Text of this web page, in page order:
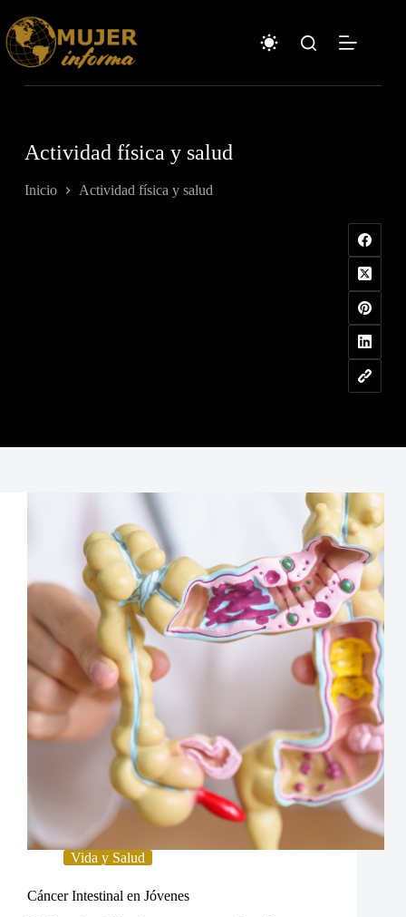
contenido
Actividad física y salud
Inicio Actividad física y salud
Vida y Salud
Cáncer Intestinal en Jóvenes